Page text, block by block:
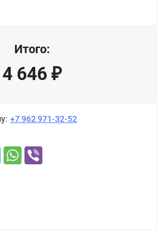
Итого:
4 646 ₽
+7 962 971-32-52